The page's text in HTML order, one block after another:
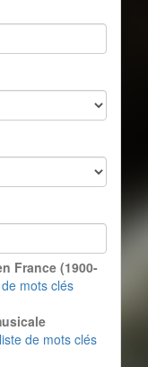
France (1900-
mots clés
liste de mots clés